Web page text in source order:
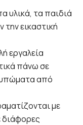
υλικά, τα παιδιά
εικαστική
εργαλεία
πάνω σε
από
με
διάφορες